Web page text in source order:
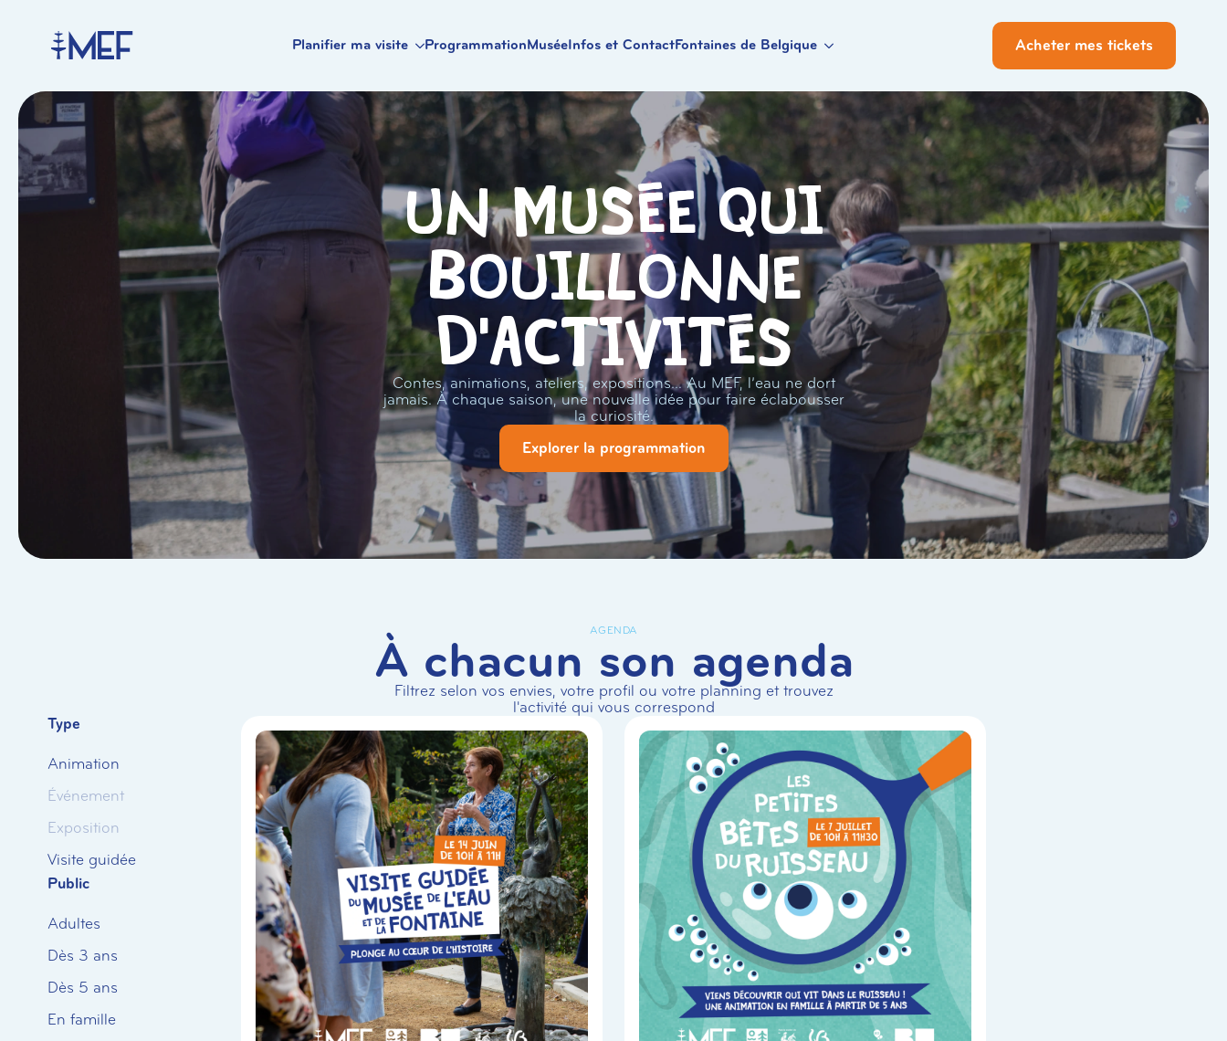
Planifier ma visite ProgrammationMuséeInfos et ContactFontaines de Belgique Acheter mes tickets
Un musée qui
bouillonne
d'activités
Contes, animations, ateliers, expositions… Au MEF, l’eau ne dort
jamais. À chaque saison, une nouvelle idée pour faire éclabousser
la curiosité.
Explorer la programmation
AGENDA
À chacun son agenda
Filtrez selon vos envies, votre profil ou votre planning et trouvez
l'activité qui vous correspond
Type
Animation
Événement
Exposition
Visite guidée
Public
Adultes
Dès 3 ans
Dès 5 ans
En famille